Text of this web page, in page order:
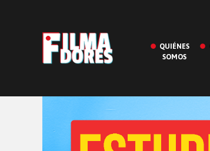
QUIÉNES
SOMOS